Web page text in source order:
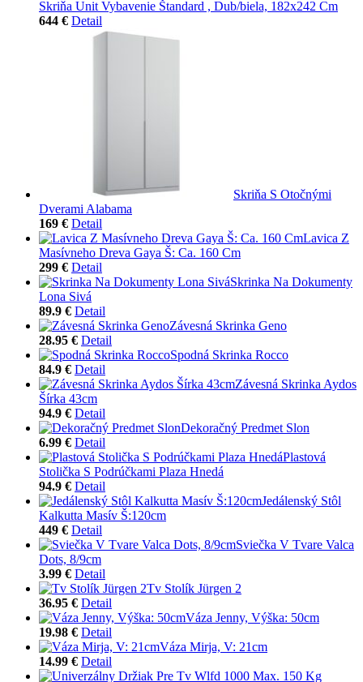
Skriňa Unit Vybavenie Štandard , Dub/biela, 182x242 Cm
644 € Detail
Skriňa S Otočnými
Dverami Alabama
169 € Detail
Lavica Z
Masívneho Dreva Gaya Š: Ca. 160 Cm
299 € Detail
Skrinka Na Dokumenty
Lona Sivá
89.9 € Detail
Závesná Skrinka Geno
28.95 € Detail
Spodná Skrinka Rocco
84.9 € Detail
Závesná Skrinka Aydos
Šírka 43cm
94.9 € Detail
Dekoračný Predmet Slon
6.99 € Detail
Plastová
Stolička S Podrúčkami Plaza Hnedá
94.9 € Detail
Jedálenský Stôl
Kalkutta Masív Š:120cm
449 € Detail
Sviečka V Tvare Valca
Dots, 8/9cm
3.99 € Detail
Tv Stolík Jürgen 2
36.95 € Detail
Váza Jenny, Výška: 50cm
19.98 € Detail
Váza Mirja, V: 21cm
14.99 € Detail